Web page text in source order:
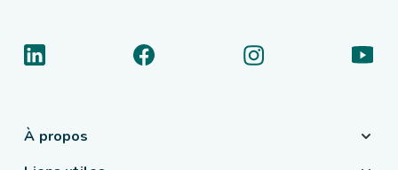
À propos